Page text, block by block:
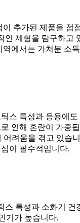
추가된 제품을 점
제형을 탐구하고
에서는 가처분 소
스 특성과 응용에
인해 혼란이 가중
려움을 겪고 있습
이 필수적입니다.
특성과 소화기 건
기가 높습니다.